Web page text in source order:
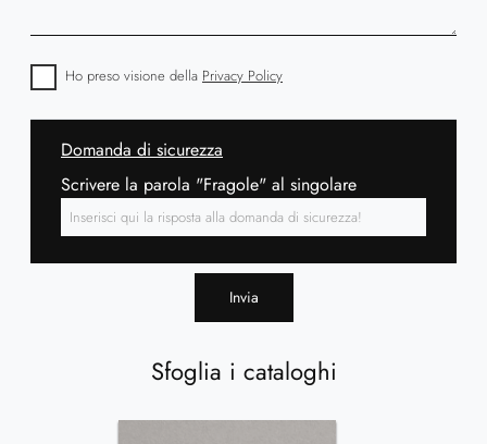
Sfoglia i cataloghi
Ho preso visione della Privacy Policy
Domanda di sicurezza
Scrivere la parola "Fragole" al singolare
Invia